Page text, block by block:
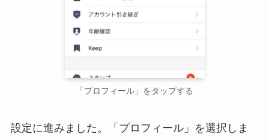
「プロフィール」をタップする
設定に進みました。「プロフィール」を選択しま